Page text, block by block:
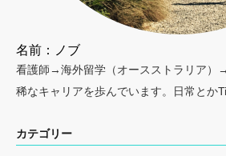
名前：ノブ
看護師→海外留学（オースストラリア）
稀なキャリアを歩んでいます。日常とか
カテゴリー